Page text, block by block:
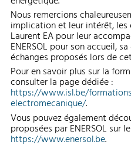
Nous remercions
implication et leur intérêt, les
Laurent EA pour leur
ENERSOL pour son accueil,
échanges proposés lors de
Pour en savoir plus sur la
consulter la page dédiée :
https://www.isl.be/
electromecanique/.
Vous pouvez également
proposées par ENERSOL sur
https://www.enersol.be.